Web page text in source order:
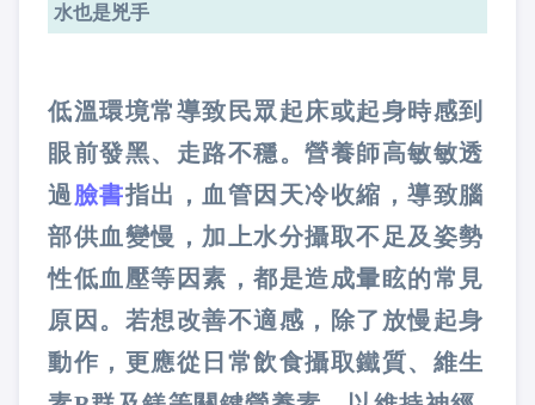
水也是兇手
低溫環境常導致民眾起床或起身時感到
眼前發黑、走路不穩。營養師高敏敏透
過臉書指出，血管因天冷收縮，導致腦
部供血變慢，加上水分攝取不足及姿勢
性低血壓等因素，都是造成暈眩的常見
原因。若想改善不適感，除了放慢起身
動作，更應從日常飲食攝取鐵質、維生